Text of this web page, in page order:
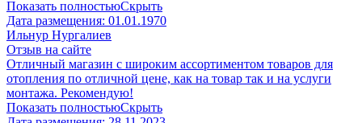
Показать полностьюСкрыть
Дата размещения: 01.01.1970
Ильнур Нургалиев
Отзыв на сайте
Отличный магазин с широким ассортиментом товаров для
отопления по отличной цене, как на товар так и на услуги
монтажа. Рекомендую!
Показать полностьюСкрыть